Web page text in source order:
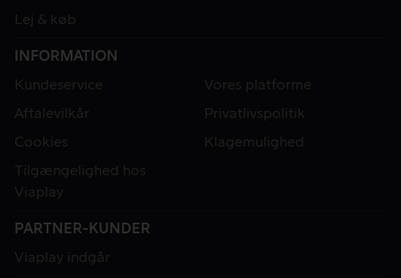
Lej & køb
INFORMATION
Kundeservice
Vores platforme
Aftalevilkår
Privatlivspolitik
Cookies
Klagemulighed
Tilgængelighed hos
Viaplay
PARTNER-KUNDER
Viaplay indgår